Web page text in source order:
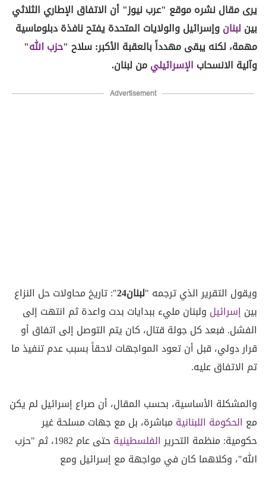
يرى مقال نشره موقع "عرب نيوز" أن الاتفاق الإطاري الثلاثي
بينلبنانوإسرائيل والولايات المتحدة يفتح نافذة دبلوماسية
مهمة، لكنه يبقى مهدداً بالعقبة الأكبر: سلاح "حزب الله"
وآلية الانسحاب الإسرائيليمن لبنان.
Advertisement
ويقول التقرير الذي ترجمه "لبنان24 ": تاريخ محاولات حل النزاع
بين إسرائيل ولبنان مليء ببدايات بدت واعدة ثم انتهت إلى
الفشل. فبعد كل جولة قتال، كان يتم التوصل إلى اتفاق أو
قرار دولي، قبل أن تعود المواجهات لاحقاً بسبب عدم تنفيذ ما
تم الاتفاق عليه.
والمشكلة الأساسية، بحسب المقال، أن صراع إسرائيل لم يكن
مع الحكومة اللبنانية مباشرة، بل مع جهات مسلحة غير
حكومية: منظمة التحريرالفلسطينية
حتى عام 1982، ثم "حزب
الله"، وكلاهما كان في مواجهة مع إسرائيل ومع